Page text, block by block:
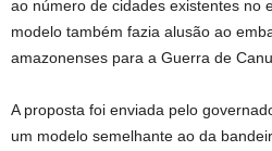
ao número de cidades existentes no
modelo também fazia alusão ao
amazonenses para a Guerra de
A proposta foi enviada pelo
um modelo semelhante ao da